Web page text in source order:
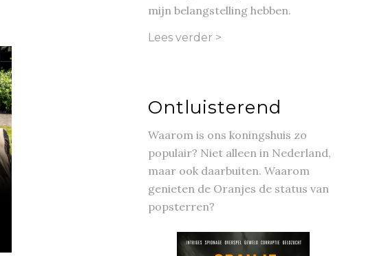
mijn belangstelling hebben.
Lees verder >
Ontluisterend
Waarom is ons koningshuis zo
populair? Niet alleen in Nederland,
maar ook daarbuiten. Waarom
genieten de Oranjes de status van
popsterren?